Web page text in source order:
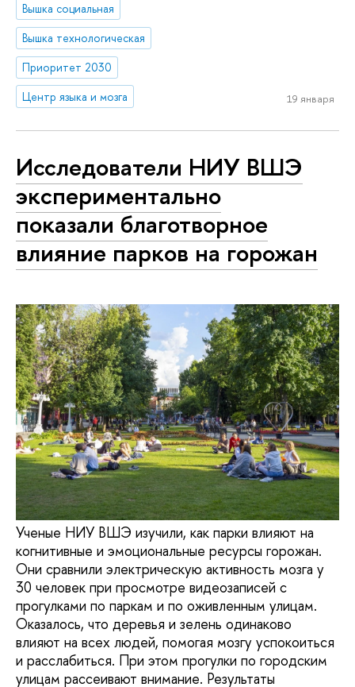
Вышка социальная
Вышка технологическая
Приоритет 2030
Центр языка и мозга
19 января
Исследователи НИУ ВШЭ
экспериментально
показали благотворное
влияние парков на горожан
Ученые НИУ ВШЭ изучили, как парки влияют на
когнитивные и эмоциональные ресурсы горожан.
Они сравнили электрическую активность мозга у
30 человек при просмотре видеозаписей с
прогулками по паркам и по оживленным улицам.
Оказалось, что деревья и зелень одинаково
влияют на всех людей, помогая мозгу успокоиться
и расслабиться. При этом прогулки по городским
улицам рассеивают внимание. Результаты